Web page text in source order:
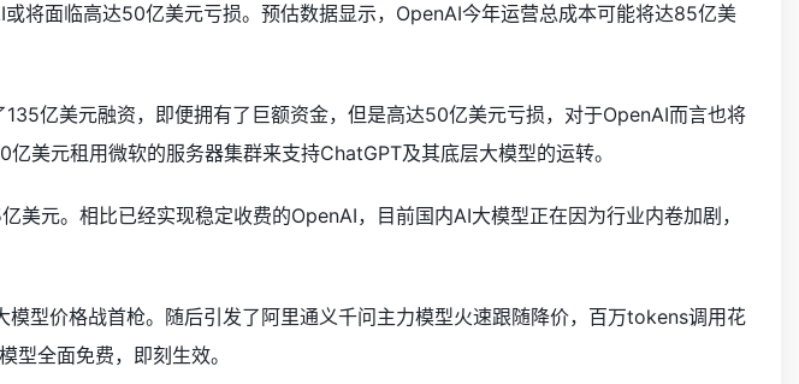
将面临高达50亿美元亏损。预估数据显示，OpenAI今年运营总成本可能将达85亿美
亿美元融资，即便拥有了巨额资金，但是高达50亿美元亏损，对于OpenAI而言也将
美元租用微软的服务器集群来支持ChatGPT及其底层大模型的运转。
元。相比已经实现稳定收费的OpenAI，目前国内AI大模型正在因为行业内卷加剧，
型价格战首枪。随后引发了阿里通义千问主力模型火速跟随降价，百万tokens调用花
型全面免费，即刻生效。